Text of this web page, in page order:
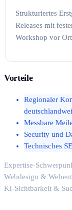
Strukturiertes
Releases mit
Workshop vor
Vorteile
Regionaler
Messbare
Security und
Technisches
Expertise-
Webdesign &
KI-Sichtbarkeit &